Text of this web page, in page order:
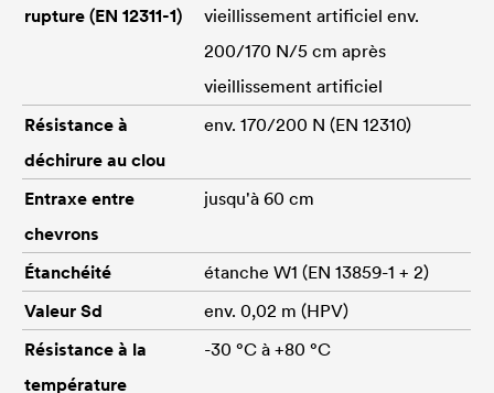
rupture (EN 12311-1)
vieillissement artificiel env.
200/170 N/5 cm après
vieillissement artificiel
Résistance à
déchirure au clou
env. 170/200 N (EN 12310)
Entraxe entre
chevrons
jusqu'à 60 cm
Étanchéité
étanche W1 (EN 13859-1 + 2)
Valeur Sd
env. 0,02 m (HPV)
Résistance à la
température
-30 °C à +80 °C